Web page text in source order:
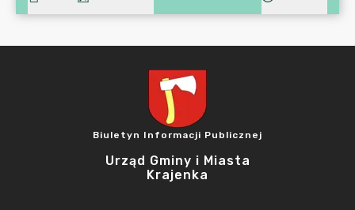
Biuletyn Informacji Publicznej
Urząd Gminy i Miasta
Krajenka